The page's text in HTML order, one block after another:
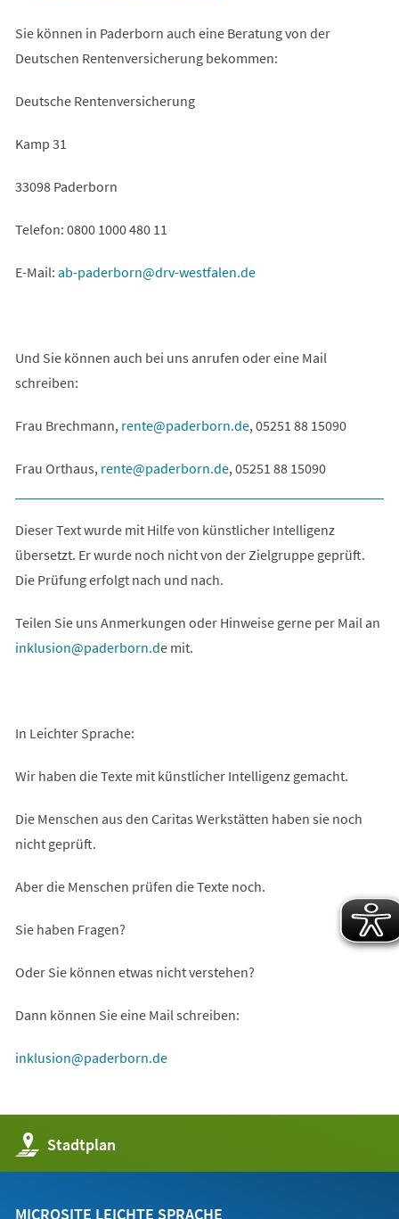
einem
neuen
Sie können in Paderborn auch eine Beratung von der
Deutschen Rentenversicherung bekommen:
Deutsche Rentenversicherung
Kamp 31
33098 Paderborn
Telefon: 0800 1000 480 11
E-Mail: ab-paderborn drv-westfalen de
Und Sie können auch bei uns anrufen oder eine Mail
schreiben:
Frau Brechmann, rente paderborn de, 05251 88 15090
Frau Orthaus, rente paderborn de, 05251 88 15090
Dieser Text wurde mit Hilfe von künstlicher Intelligenz
übersetzt. Er wurde noch nicht von der Zielgruppe geprüft.
Die Prüfung erfolgt nach und nach.
Teilen Sie uns Anmerkungen oder Hinweise gerne per Mail an
inklusion
paderborn de mit.
In Leichter Sprache:
Wir haben die Texte mit künstlicher Intelligenz gemacht.
Die Menschen aus den Caritas Werkstätten haben sie noch
nicht geprüft.
Aber die Menschen prüfen die Texte noch.
Sie haben Fragen?
Oder Sie können etwas nicht verstehen?
Dann können Sie eine Mail schreiben:
inklusion paderborn de
Stadtplan
(Öffnet
in
einem
Tab)
MICROSITE LEICHTE SPRACHE